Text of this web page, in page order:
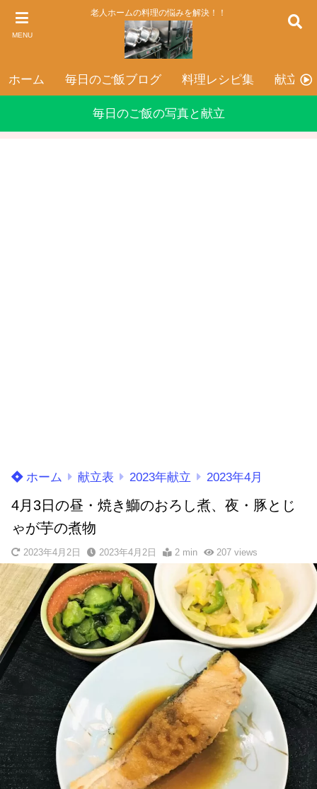
MENU
老人ホームの料理の悩みを解決！！
ホーム 毎日のご飯ブログ 料理レシピ集 献立表
毎日のご飯の写真と献立
ホーム 献立表 2023年献立 2023年4月
4月3日の昼・焼き鰤のおろし煮、夜・豚とじ
ゃが芋の煮物
2023年4月2日 2023年4月2日 2 min 207views